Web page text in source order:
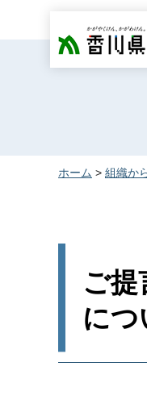
香川県
ホーム > 組織か
ご提
につ